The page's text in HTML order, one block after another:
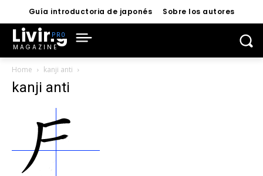
Guía introductoria de japonés Sobre los autores
Living
MAGAZINE
Home kanji anti
kanji anti